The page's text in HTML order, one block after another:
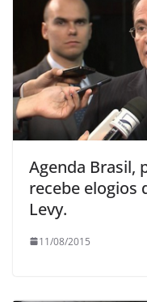
Agenda Brasil,
recebe elogios
Levy.
11/08/2015